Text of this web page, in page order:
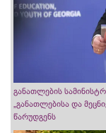
განათლების
„განათლებისა და
წარუდგენს